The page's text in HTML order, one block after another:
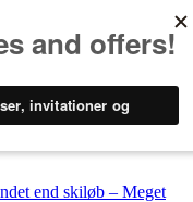
end skiløb – Meget